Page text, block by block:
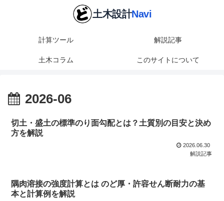
計算ツール 解説記事
土木コラム このサイトについて
2026-06
切土・盛土の標準のり面勾配とは？土質別の目安と決め
方を解説
2026.06.30
解説記事
隅肉溶接の強度計算とは のど厚・許容せん断耐力の基
本と計算例を解説